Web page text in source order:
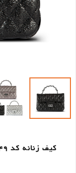
کیف زنانه کد 1349-1